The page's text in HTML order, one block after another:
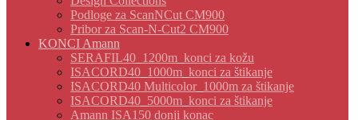
Podloge za ScanNCut CM900
Pribor za Scan-N-Cut2 CM900
KONCI Amann
SERAFIL40_1200m_konci za kožu
ISACORD40_1000m_konci za štikanje
ISACORD40 Multicolor_1000m za štikanje
ISACORD40_5000m_konci za štikanje
Amann ISA150 donji konac